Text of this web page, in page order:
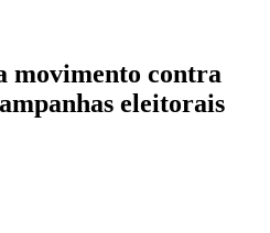
movimento contra
eleitorais